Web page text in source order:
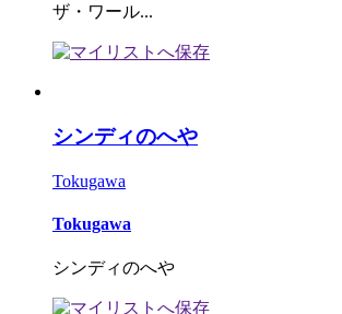
ザ・ワール...
シンディのへや
Tokugawa
Tokugawa
シンディのへや